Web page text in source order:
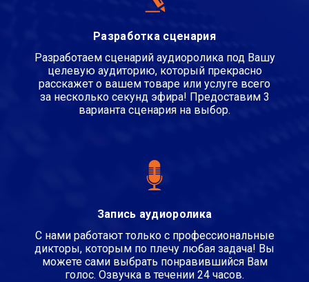
Разработка сценария
Разработаем сценарий аудиоролика под Вашу
целевую аудиторию, который прекрасно
расскажет о вашем товаре или услуге всего
за несколько секунд эфира! Предоставим 3
варианта сценария на выбор.
Запись аудиоролика
С нами работают только с профессиональные
дикторы, которым по плечу любая задача! Вы
можете сами выбрать понравившийся Вам
голос. Озвучка в течении 24 часов.